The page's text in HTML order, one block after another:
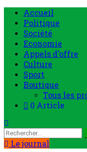
Accueil
Politique
Société
Economie
Appels d’offre
Culture
Sport
Boutique
Tous les
0 Article
Le journal